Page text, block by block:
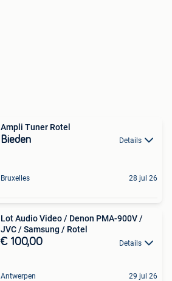
Ampli Tuner Rotel
Bieden Details
Bruxelles 28 jul 26
Lot Audio Video / Denon PMA-900V /
JVC / Samsung / Rotel
€ 100,00 Details
Antwerpen 29 jul 26